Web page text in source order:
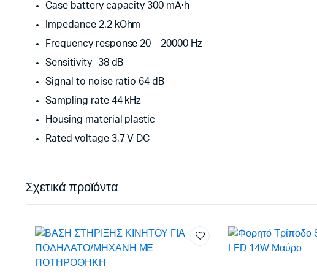
Case battery capacity 300 mA·h
Impedance 2.2 kOhm
Frequency response 20—20000 Hz
Sensitivity -38 dB
Signal to noise ratio 64 dB
Sampling rate 44 kHz
Housing material plastic
Rated voltage 3,7 V DC
Σχετικά προϊόντα